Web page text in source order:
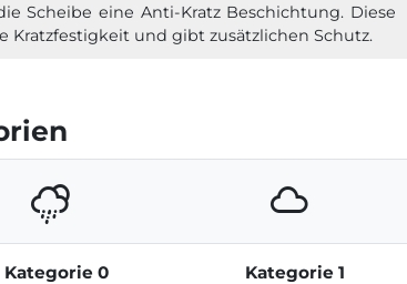
Scheibe eine Anti-Kratz Beschichtung. Diese
Kratzfestigkeit und gibt zusätzlichen Schutz.
Kategorie 0 Kategorie 1